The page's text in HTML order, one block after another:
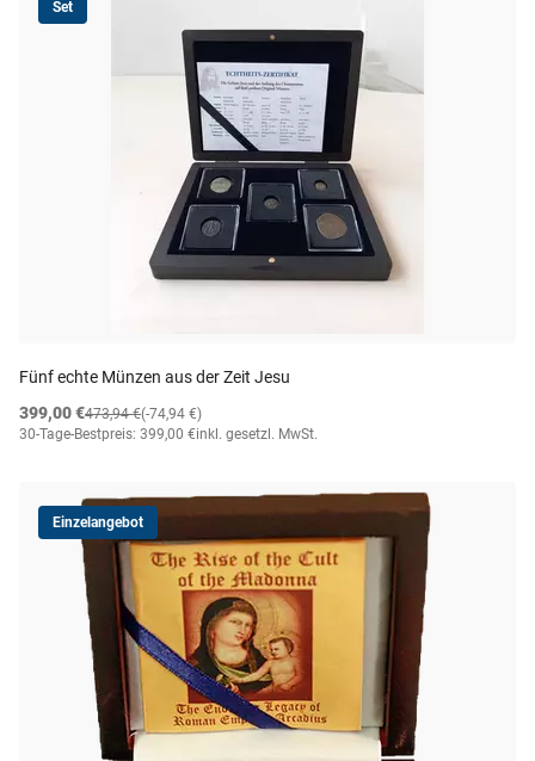
Set
Fünf echte Münzen aus der Zeit Jesu
399,00 €
(-74,94 €)
473,94 €
30-Tage-Bestpreis: 399,00 €inkl. gesetzl. MwSt.
Einzelangebot